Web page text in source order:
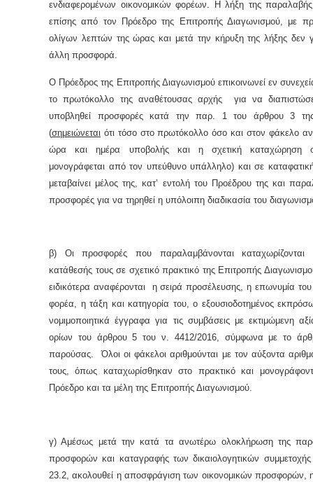
ενδιαφερομένων οικονομικών φορέων. Η λήξη της παραλαβής
επίσης από τον Πρόεδρο της Επιτροπής Διαγωνισμού, με
ολίγων λεπτών της ώρας και μετά την κήρυξη της λήξης δεν
άλλη προσφορά.
Ο Πρόεδρος της Επιτροπής Διαγωνισμού επικοινωνεί εν
το πρωτόκολλο της αναθέτουσας αρχής για να
υποβληθεί προσφορές κατά την παρ. 1 του άρθρου 3
(σημειώνεται ότι τόσο στο πρωτόκολλο όσο και στον φάκελο
ώρα και ημέρα υποβολής και η σχετική καταχώρηση
μονογράφεται από τον υπεύθυνο υπάλληλο) και σε
μεταβαίνει μέλος της, κατ’ εντολή του Προέδρου της και
προσφορές για να τηρηθεί η υπόλοιπη διαδικασία του
β) Οι προσφορές που παραλαμβάνονται καταχωρίζονται
κατάθεσής τους σε σχετικό πρακτικό της Επιτροπής
ειδικότερα αναφέρονται η σειρά προσέλευσης, η επωνυμία του
φορέα, η τάξη και κατηγορία του, ο εξουσιοδοτημένος
νομιμοποιητικά έγγραφα για τις συμβάσεις με εκτιμώμενη
ορίων του άρθρου 5 του ν. 4412/2016, σύμφωνα με το
παρούσας. Όλοι οι φάκελοι αριθμούνται με τον αύξοντα
τους, όπως καταχωρίσθηκαν στο πρακτικό και
Πρόεδρο και τα μέλη της Επιτροπής Διαγωνισμού.
γ) Αμέσως μετά την κατά τα ανωτέρω ολοκλήρωση της
προσφορών και καταγραφής των δικαιολογητικών
23.2, ακολουθεί η αποσφράγιση των οικονομικών προσφορών,